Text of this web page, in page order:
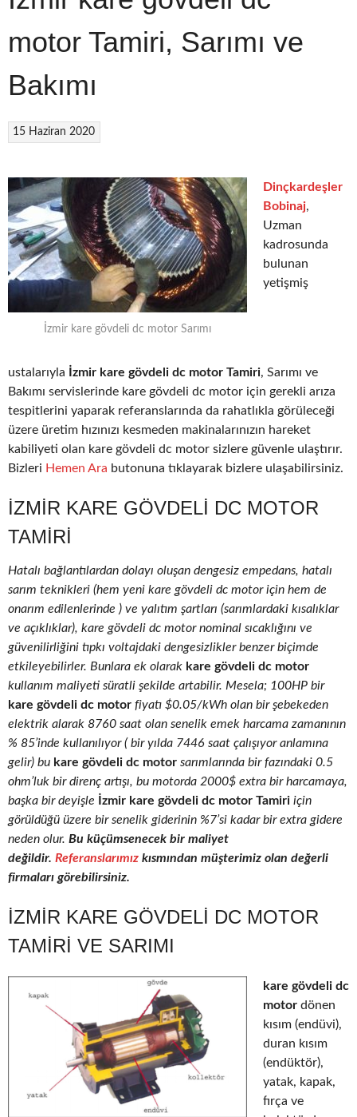
motor Tamiri, Sarımı ve
Bakımı
15 Haziran 2020
İzmir kare gövdeli dc motor Sarımı
Dinçkardeşler
Bobinaj,
Uzman
kadrosunda
bulunan
yetişmiş
ustalarıyla İzmir kare gövdeli dc motor Tamiri, Sarımı ve
Bakımı servislerinde kare gövdeli dc motor için gerekli arıza
tespitlerini yaparak referanslarında da rahatlıkla görüleceği
üzere üretim hızınızı kesmeden makinalarınızın hareket
kabiliyeti olan kare gövdeli dc motor sizlere güvenle ulaştırır.
Bizleri Hemen Ara butonuna tıklayarak bizlere ulaşabilirsiniz.
İZMIR KARE GÖVDELI DC MOTOR
TAMIRI
Hatalı bağlantılardan dolayı oluşan dengesiz empedans, hatalı
sarım teknikleri (hem yeni kare gövdeli dc motor için hem de
onarım edilenlerinde ) ve yalıtım şartları (sarımlardaki kısalıklar
ve açıklıklar), kare gövdeli dc motor nominal sıcaklığını ve
güvenilirliğini tıpkı voltajdaki dengesizlikler benzer biçimde
etkileyebilirler. Bunlara ek olarak kare gövdeli dc motor
kullanım maliyeti süratli şekilde artabilir. Mesela; 100HP bir
kare gövdeli dc motor fiyatı $0.05/kWh olan bir şebekeden
elektrik alarak 8760 saat olan senelik emek harcama zamanının
% 85’inde kullanılıyor ( bir yılda 7446 saat çalışıyor anlamına
gelir) bu kare gövdeli dc motor sarımlarında bir fazındaki 0.5
ohm’luk bir direnç artışı, bu motorda 2000$ extra bir harcamaya,
başka bir deyişle İzmir kare gövdeli dc motor Tamiri için
görüldüğü üzere bir senelik giderinin %7’si kadar bir extra gidere
neden olur. Bu küçümsenecek bir maliyet
değildir. Referanslarımız kısmından müşterimiz olan değerli
firmaları görebilirsiniz.
İZMIR KARE GÖVDELI DC MOTOR
TAMIRI VE SARIMI
kare gövdeli dc
motor dönen
kısım (endüvi),
duran kısım
(endüktör),
yatak, kapak,
fırça ve